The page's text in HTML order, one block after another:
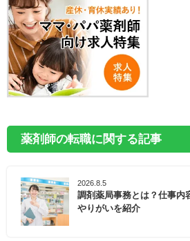
薬剤師の転職に関する記事
2026.8.5
調剤薬局事務とは？仕事内
やりがいを紹介